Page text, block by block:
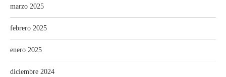
marzo 2025
febrero 2025
enero 2025
diciembre 2024